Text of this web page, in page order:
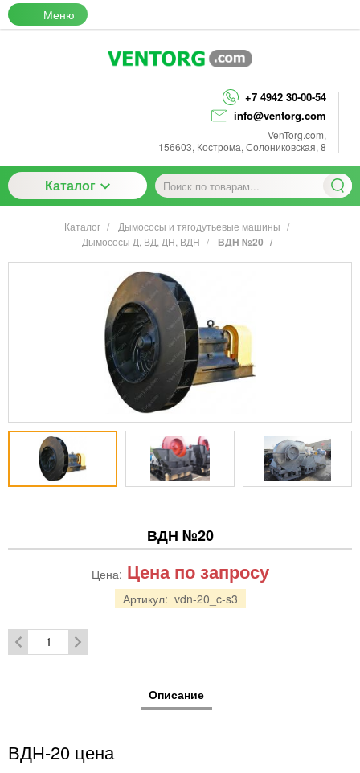
Меню
+7 4942 30-00-54
info@ventorg.com
VenTorg.com,
156603, Кострома, Солониковская, 8
Каталог
Каталог
Дымососы и тягодутьевые машины
Дымососы Д, ВД, ДН, ВДН
ВДН №20
ВДН №20
Артикул: vdn-20_c-s3
Цена: Цена по запросу
Описание
ВДН-20 цена